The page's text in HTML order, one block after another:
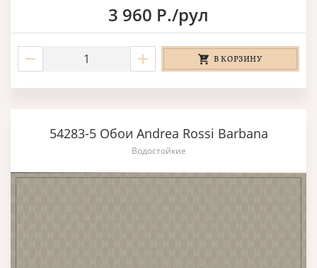
3 960 Р./рул
В КОРЗИНУ
54283-5 Обои Andrea Rossi Barbana
Водостойкие